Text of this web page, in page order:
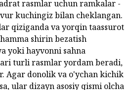
rasmlar uchun ramkalar -
kuchingiz bilan cheklangan.
qiziganda va yorqin taassurot
shirin bezatish
yoki hayvonni sahna
turli rasmlar yordam beradi,
Agar donolik va o'ychan kichik
ular dizayn asosiy qismi olcha